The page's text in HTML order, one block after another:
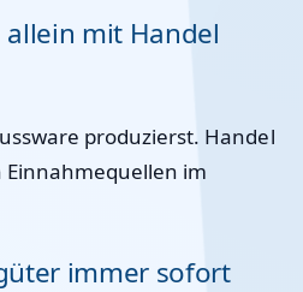
allein mit Handel
produzierst. Handel
im
immer sofort